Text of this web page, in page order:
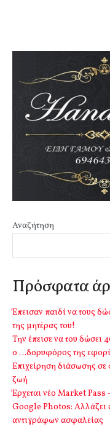
Αναζήτηση
Πρόσφατα
Έπεισαν παιδί να τους
της μητέρας του!
Την έπεισε να του δώσει
ο …δορυφόρος της
Επιχείρηση διάσωσης
ζωή
Έρχεται νέο Market Pass
Google Photos: Αλλάζει
αντιγράφων ασφαλείας